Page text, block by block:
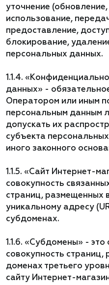
уточнение
использование,
предоставление,
блокирование,
персональных данных.
1.1.4.
данных» -
Оператором или иным
персональным данным
допускать их
субъекта
иного законного
1.1.5. «Сайт Интернет-
совокупность
страниц, размещенных
уникальному адресу
субдоменах.
1.1.6. «Субдомены» - это
совокупность страниц,
доменах третьего
сайту Интернет-